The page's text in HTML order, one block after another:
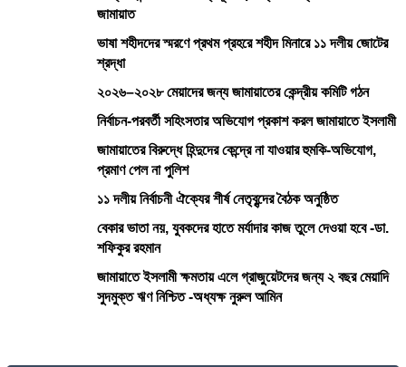
জামায়াত
ভাষা শহীদদের স্মরণে প্রথম প্রহরে শহীদ মিনারে ১১ দলীয় জোটের
শ্রদ্ধা
২০২৬–২০২৮ মেয়াদের জন্য জামায়াতের কেন্দ্রীয় কমিটি গঠন
নির্বাচন-পরবর্তী সহিংসতার অভিযোগ প্রকাশ করল জামায়াতে ইসলামী
জামায়াতের বিরুদ্ধে হিন্দুদের কেন্দ্রে না যাওয়ার হুমকি-অভিযোগ,
প্রমাণ পেল না পুলিশ
১১ দলীয় নির্বাচনী ঐক্যের শীর্ষ নেতৃবৃন্দের বৈঠক অনুষ্ঠিত
বেকার ভাতা নয়, যুবকদের হাতে মর্যাদার কাজ তুলে দেওয়া হবে -ডা.
শফিকুর রহমান
জামায়াতে ইসলামী ক্ষমতায় এলে গ্রাজুয়েটদের জন্য ২ বছর মেয়াদি
সুদমুক্ত ঋণ নিশ্চিত -অধ্যক্ষ নুরুল আমিন